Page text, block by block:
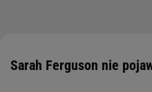
Sarah Ferguson nie